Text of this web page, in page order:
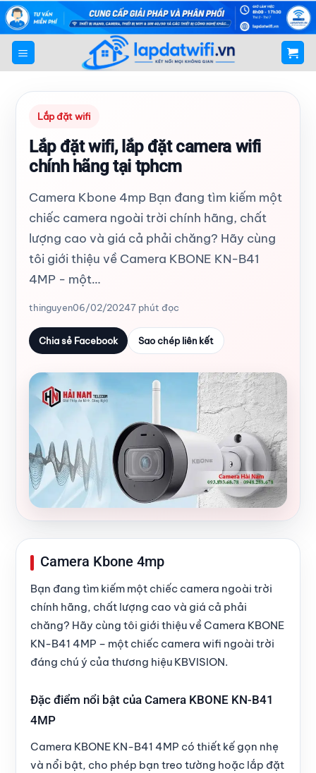
Bỏ
qua
nội
dung
Lắp đặt wifi
Lắp đặt wifi, lắp đặt camera wifi
chính hãng tại tphcm
Camera Kbone 4mp Bạn đang tìm kiếm một
chiếc camera ngoài trời chính hãng, chất
lượng cao và giá cả phải chăng? Hãy cùng
tôi giới thiệu về Camera KBONE KN-B41
4MP - một…
thinguyen06/02/20247 phút đọc
Chia sẻ Facebook Sao chép liên kết
Camera Kbone 4mp
Bạn đang tìm kiếm một chiếc camera ngoài trời
chính hãng, chất lượng cao và giá cả phải
chăng? Hãy cùng tôi giới thiệu về Camera KBONE
KN-B41 4MP – một chiếc camera wifi ngoài trời
đáng chú ý của thương hiệu KBVISION.
Đặc điểm nổi bật của Camera KBONE KN-B41
4MP
Camera KBONE KN-B41 4MP có thiết kế gọn nhẹ
và nổi bật, cho phép bạn treo tường hoặc lắp đặt